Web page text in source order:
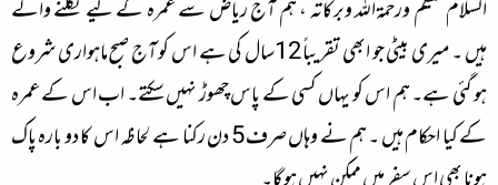
السلام علیکم ورحمۃاللہ وبرکاتہ ، ہم آج ریاض سے عمرہ کے لیے نکلنے والے
ہیں ۔ میری بیٹی جو ابھی تقریباً 12سال کی ہے اس کو آج صبح ماہواری شروع
ہو گئی ہے۔ ہم اس کو یہاں کسی کے پاس چھوڑ نہیں سکتے۔ اب اس کے عمرہ
کے کیا احکام ہیں ۔ ہم نے وہاں صرف 5 دن رکنا ہے لحاظہ اس کا دو بارہ پاک